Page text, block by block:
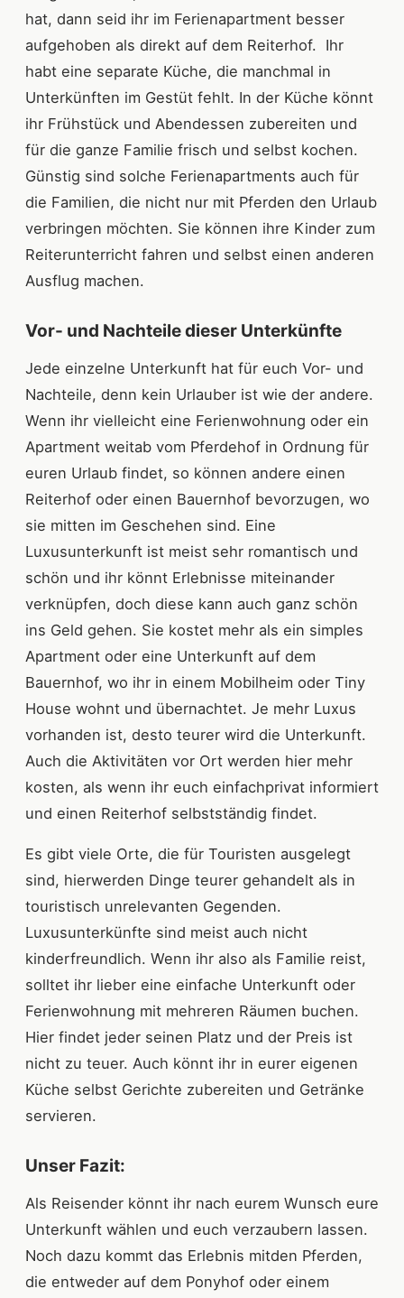
hat, dann seid ihr im Ferienapartment besser
aufgehoben als direkt auf dem Reiterhof. Ihr
habt eine separate Küche, die manchmal in
Unterkünften im Gestüt fehlt. In der Küche könnt
ihr Frühstück und Abendessen zubereiten und
für die ganze Familie frisch und selbst kochen.
Günstig sind solche Ferienapartments auch für
die Familien, die nicht nur mit Pferden den Urlaub
verbringen möchten. Sie können ihre Kinder zum
Reiterunterricht fahren und selbst einen anderen
Ausflug machen.
Vor- und Nachteile dieser Unterkünfte
Jede einzelne Unterkunft hat für euch Vor- und
Nachteile, denn kein Urlauber ist wie der andere.
Wenn ihr vielleicht eine Ferienwohnung oder ein
Apartment weitab vom Pferdehof in Ordnung für
euren Urlaub findet, so können andere einen
Reiterhof oder einen Bauernhof bevorzugen, wo
sie mitten im Geschehen sind. Eine
Luxusunterkunft ist meist sehr romantisch und
schön und ihr könnt Erlebnisse miteinander
verknüpfen, doch diese kann auch ganz schön
ins Geld gehen. Sie kostet mehr als ein simples
Apartment oder eine Unterkunft auf dem
Bauernhof, wo ihr in einem Mobilheim oder Tiny
House wohnt und übernachtet. Je mehr Luxus
vorhanden ist, desto teurer wird die Unterkunft.
Auch die Aktivitäten vor Ort werden hier mehr
kosten, als wenn ihr euch einfachprivat informiert
und einen Reiterhof selbstständig findet.
Es gibt viele Orte, die für Touristen ausgelegt
sind, hierwerden Dinge teurer gehandelt als in
touristisch unrelevanten Gegenden.
Luxusunterkünfte sind meist auch nicht
kinderfreundlich. Wenn ihr also als Familie reist,
solltet ihr lieber eine einfache Unterkunft oder
Ferienwohnung mit mehreren Räumen buchen.
Hier findet jeder seinen Platz und der Preis ist
nicht zu teuer. Auch könnt ihr in eurer eigenen
Küche selbst Gerichte zubereiten und Getränke
servieren.
Unser Fazit:
Als Reisender könnt ihr nach eurem Wunsch eure
Unterkunft wählen und euch verzaubern lassen.
Noch dazu kommt das Erlebnis mitden Pferden,
die entweder auf dem Ponyhof oder einem